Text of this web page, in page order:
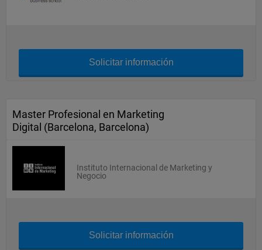
Solicitar información
Master Profesional en Marketing
Digital (Barcelona, Barcelona)
Instituto Internacional de Marketing y
Negocio
Solicitar información